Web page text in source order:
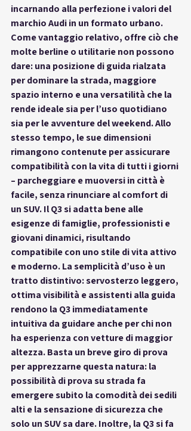
incarnando alla perfezione i valori del
marchio Audi in un formato urbano.
Come vantaggio relativo, offre ciò che
molte berline o utilitarie non possono
dare: una posizione di guida rialzata
per dominare la strada, maggiore
spazio interno e una versatilità che la
rende ideale sia per l’uso quotidiano
sia per le avventure del weekend. Allo
stesso tempo, le sue dimensioni
rimangono contenute per assicurare
compatibilità con la vita di tutti i giorni
– parcheggiare e muoversi in città è
facile, senza rinunciare al comfort di
un SUV. Il Q3 si adatta bene alle
esigenze di famiglie, professionisti e
giovani dinamici, risultando
compatibile con uno stile di vita attivo
e moderno. La semplicità d’uso è un
tratto distintivo: servosterzo leggero,
ottima visibilità e assistenti alla guida
rendono la Q3 immediatamente
intuitiva da guidare anche per chi non
ha esperienza con vetture di maggior
altezza. Basta un breve giro di prova
per apprezzarne questa natura: la
possibilità di prova su strada fa
emergere subito la comodità dei sedili
alti e la sensazione di sicurezza che
solo un SUV sa dare. Inoltre, la Q3 si fa